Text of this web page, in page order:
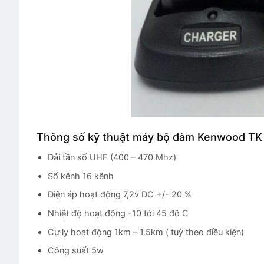
Thông số kỹ thuật máy bộ đàm Kenwood
Dải tần số UHF (400 – 470 Mhz)
Số kênh 16 kênh
Điện áp hoạt động 7,2v DC +/- 20 %
Nhiệt độ hoạt động -10 tới 45 độ C
Cự ly hoạt động 1km – 1.5km ( tuỳ theo điều kiện)
Công suất 5w